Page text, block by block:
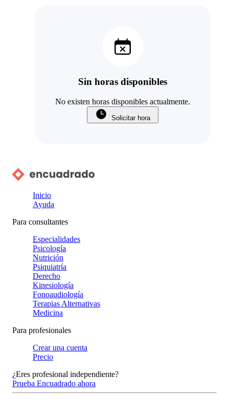
Sin horas disponibles
No existen horas disponibles actualmente.
Solicitar hora
Inicio
Ayuda
Para consultantes
Especialidades
Psicología
Nutrición
Psiquiatría
Derecho
Kinesiología
Fonoaudiología
Terapias Alternativas
Medicina
Para profesionales
Crear una cuenta
Precio
¿Eres profesional independiente?
Prueba Encuadrado ahora